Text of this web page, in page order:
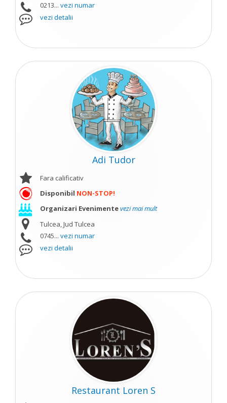
0213... vezi numar
vezi detalii
Adi Tudor
Fara calificativ
Disponibil NON-STOP!
Organizari Evenimentevezi mai mult
Tulcea, Jud Tulcea
0745... vezi numar
vezi detalii
Restaurant Loren S